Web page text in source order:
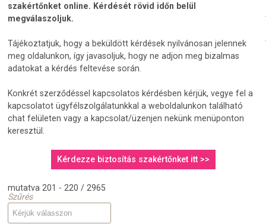
szakértőnket online. Kérdését rövid időn belül
megválaszoljuk.
Tájékoztatjuk, hogy a beküldött kérdések nyilvánosan jelennek
meg oldalunkon, így javasoljuk, hogy ne adjon meg bizalmas
adatokat a kérdés feltevése során.
Konkrét szerződéssel kapcsolatos kérdésben kérjük, vegye fel a
kapcsolatot ügyfélszolgálatunkkal a weboldalunkon található
chat felületen vagy a kapcsolat/üzenjen nekünk menüponton
keresztül.
Kérdezze biztosítás szakértőnket itt >>
mutatva 201 - 220 / 2965
Szűrés